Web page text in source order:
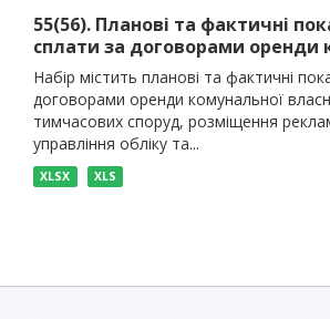
55(56). Планові та фактичні
сплати за договорами оренди
Набір містить планові та фактичні
договорами оренди комунальної
тимчасових споруд, розміщення
управління обліку та...
XLSX XLS